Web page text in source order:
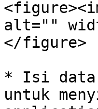
alt=""
</figure>
* Isi data
untuk